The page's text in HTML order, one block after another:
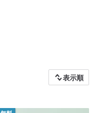
らめきと気品を備えた際立つ
エリーは、手作業で研磨、石
質と統一された仕様を保証し
表示順